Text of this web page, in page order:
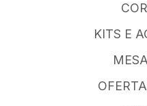
KITS E